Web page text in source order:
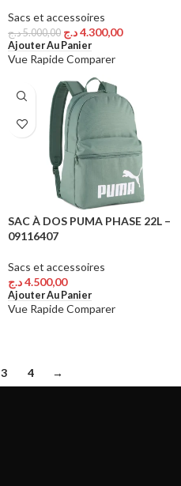
Sacs et accessoires
5.000,00د.ج 4.300,00د.ج
Ajouter Au Panier
Vue RapideComparer
SAC À DOS PUMA PHASE 22L –
09116407
Sacs et accessoires
4.500,00د.ج
Ajouter Au Panier
Vue RapideComparer
3 4 →